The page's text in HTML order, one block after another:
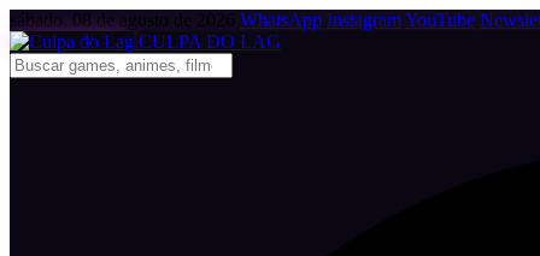
sábado, 08 de agosto de 2026 WhatsApp InstagramYouTube
CULPA DO LAG